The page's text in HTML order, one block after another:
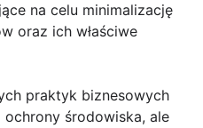
na celu minimalizację
oraz ich właściwe
praktyk biznesowych
środowiska, ale